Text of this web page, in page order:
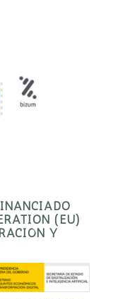
(EU)
Y